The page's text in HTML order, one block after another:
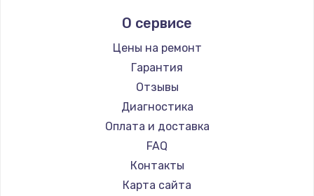
Thunderobot
Hisense
АОС
Ardor
Machenike
iru
Titan Army
iFFALCON
Dahua
О сервисе
Цены на ремонт
Гарантия
Отзывы
Диагностика
Оплата и доставка
FAQ
Контакты
Карта сайта